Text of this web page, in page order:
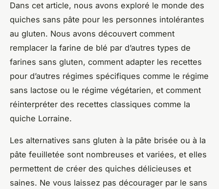
Dans cet article, nous avons exploré le monde des
quiches sans pâte pour les personnes intolérantes
au gluten. Nous avons découvert comment
remplacer la farine de blé par d’autres types de
farines sans gluten, comment adapter les recettes
pour d’autres régimes spécifiques comme le régime
sans lactose ou le régime végétarien, et comment
réinterpréter des recettes classiques comme la
quiche Lorraine.
Les alternatives sans gluten à la pâte brisée ou à la
pâte feuilletée sont nombreuses et variées, et elles
permettent de créer des quiches délicieuses et
saines. Ne vous laissez pas décourager par le sans